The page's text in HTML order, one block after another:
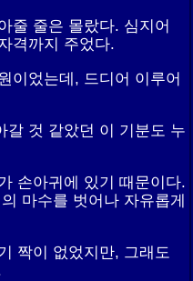
줄 줄은 몰랐다. 심지어
격까지 주었다.
이었는데, 드디어 이루어
갈 것 같았던 이 기분도 누
손아귀에 있기 때문이다.
마수를 벗어나 자유롭게
짝이 없었지만, 그래도